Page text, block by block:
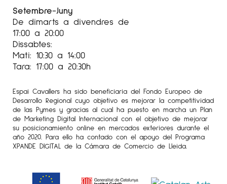
Setembre-Juny
De dimarts a divendres de
17:00 a 20:00
Dissabtes:
Mati: 10:30 a 14:00
Tara: 17:00 a 20:30h
Espai Cavallers ha sido beneficiaria del Fondo Europeo de
Desarrollo Regional cuyo objetivo es mejorar la competitividad
de las Pymes y gracias al cual ha puesto en marcha un Plan
de Marketing Digital Internacional con el objetivo de mejorar
su posicionamiento online en mercados exteriores durante el
año 2020. Para ello ha contado con el apoyo del Programa
XPANDE DIGITAL de la Cámara de Comercio de Lleida.